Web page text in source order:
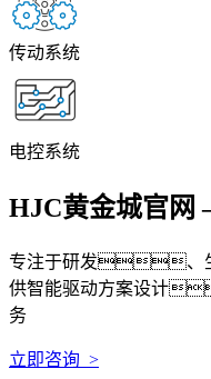
传动系统
电控系统
HJC黄金城官网
专注于研发、
供智能驱动方案设计
务
立即咨询 >